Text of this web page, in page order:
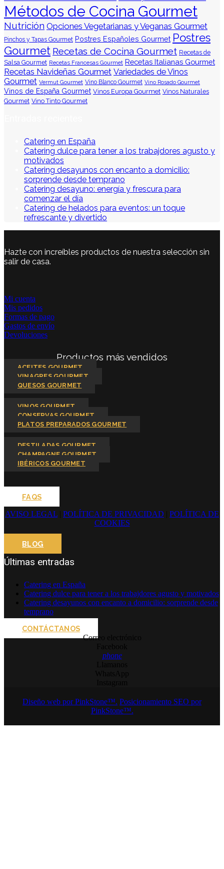
Métodos de Cocina Gourmet
Nutrición Opciones Vegetarianas y Veganas Gourmet
Pinchos y Tapas Gourmet Postres Españoles Gourmet Postres
Gourmet Recetas de Cocina Gourmet Recetas de
Salsa Gourmet Recetas Francesas Gourmet Recetas Italianas Gourmet
Recetas Navideñas Gourmet Variedades de Vinos
Gourmet Vermut Gourmet Vino Blanco Gourmet Vino Rosado Gourmet
Vinos de España Gourmet Vinos Europa Gourmet Vinos Naturales
Gourmet Vino Tinto Gourmet
Catering en España
Catering dulce para tener a los trabajdores agusto y
motivados
Catering desayunos con encanto a domicilio:
sorprende desde temprano
Catering desayuno: energía y frescura para
comenzar el día
Catering de helados para eventos: un toque
refrescante y divertido
Hazte con increíbles productos de nuestra selección sin
salir de casa.
Mi cuenta
Mis pedidos
Formas de pago
Gastos de envío
Devoluciones
Productos más vendidos
ACEITES GOURMET
VINAGRES GOURMET
QUESOS GOURMET
VINOS GOURMET
CONSERVAS GOURMET
PLATOS PREPARADOS GOURMET
DESTILADAS GOURMET
CHAMPAGNE GOURMET
IBÉRICOS GOURMET
FAQS
AVISO LEGAL
POLÍTICA DE PRIVACIDAD
POLÍTICA DE
COOKIES
BLOG
Últimas entradas
Catering en España
Catering dulce para tener a los trabajdores agusto y motivados
Catering desayunos con encanto a domicilio: sorprende desde
temprano
CONTÁCTANOS
Correo electrónico
phone
Diseño web por PinkStone™. Posicionamiento SEO por
PinkStone™.